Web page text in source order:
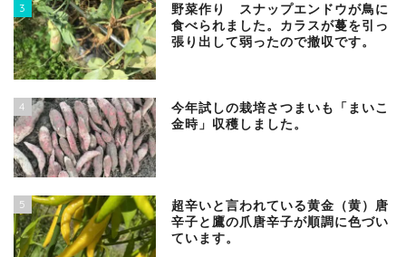
3
野菜作り スナップエンドウが鳥に
食べられました。カラスが蔓を引っ
張り出して弱ったので撤収です。
4
今年試しの栽培さつまいも「まいこ
金時」収穫しました。
5
超辛いと言われている黄金（黄）唐
辛子と鷹の爪唐辛子が順調に色づい
ています。